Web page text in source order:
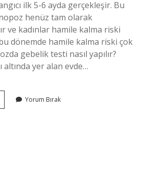
ilk 5-6 ayda gerçekleşir. Bu
henüz tam olarak
ve kadınlar hamile kalma riski
dönemde hamile kalma riski çok
gebelik testi nasıl yapılır?
altında yer alan evde…
Yorum Bırak